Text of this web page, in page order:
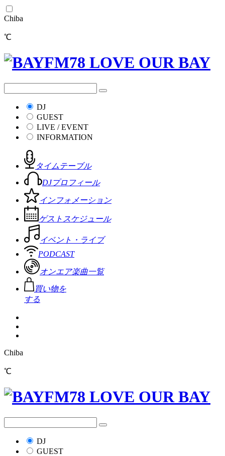
Chiba
℃
DJ
GUEST
LIVE / EVENT
INFORMATION
タイムテーブル
DJプロフィール
インフォメーション
ゲストスケジュール
イベント・ライブ
PODCAST
オンエア楽曲一覧
買い物を
する
Chiba
℃
DJ
GUEST